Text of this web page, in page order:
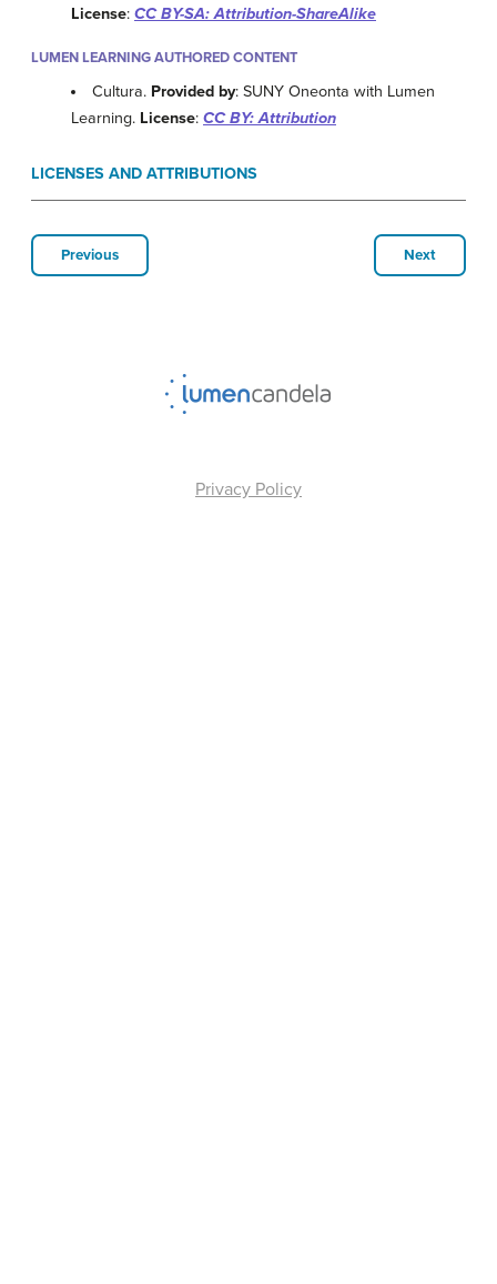
License: CC BY-SA: Attribution-ShareAlike
LUMEN LEARNING AUTHORED CONTENT
Cultura. Provided by: SUNY Oneonta with Lumen
Learning. License: CC BY: Attribution
LICENSES AND ATTRIBUTIONS
Previous Next
Privacy Policy